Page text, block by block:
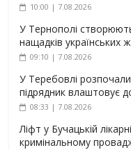
10:00 | 7.08.2026
У Тернополі
нащадків українських
09:10 | 7.08.2026
У Теребовлі
підрядник влаштовує
08:33 | 7.08.2026
Ліфт у Бучацькій
кримінальному